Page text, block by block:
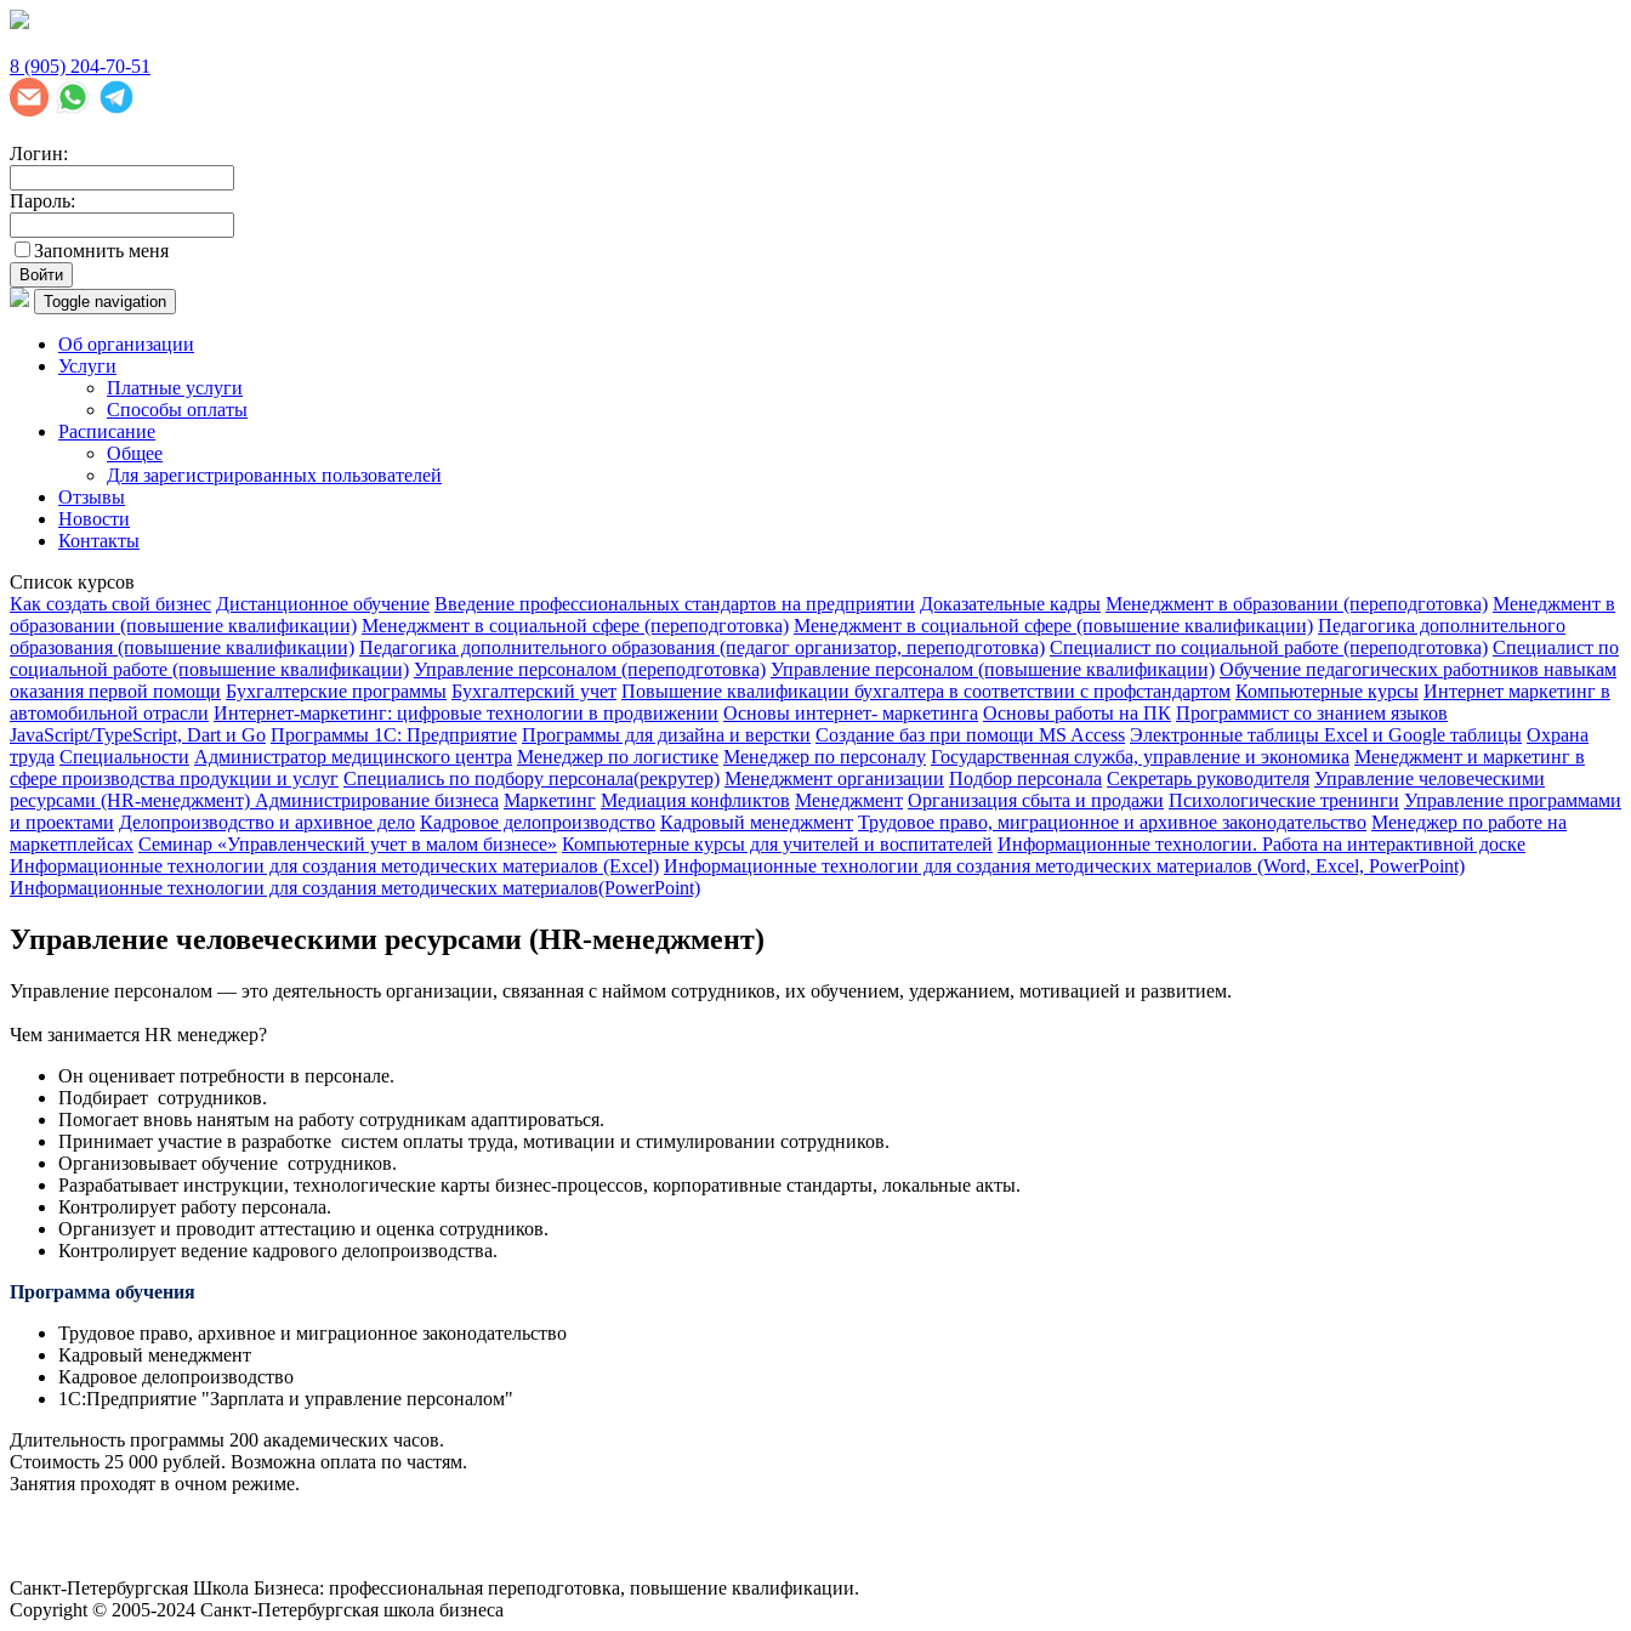
8 (905) 204-70-51
Логин:
Пароль:
Запомнить меня
Войти
Toggle navigation
Об организации
Услуги
Платные услуги
Способы оплаты
Расписание
Общее
Для зарегистрированных пользователей
Отзывы
Новости
Контакты
Список курсов
Как создать свой бизнес Дистанционное обучение Введение профессиональных стандартов на предприятии Доказательные кадры Менеджмент в образовании (переподготовка) Менеджмент в
образовании (повышение квалификации) Менеджмент в социальной сфере (переподготовка) Менеджмент в социальной сфере (повышение квалификации) Педагогика дополнительного
образования (повышение квалификации) Педагогика дополнительного образования (педагог организатор, переподготовка) Специалист по социальной работе (переподготовка) Специалист по
социальной работе (повышение квалификации) Управление персоналом (переподготовка) Управление персоналом (повышение квалификации) Обучение педагогических работников навыкам
оказания первой помощи Бухгалтерские программы Бухгалтерский учет Повышение квалификации бухгалтера в соответствии с профстандартом Компьютерные курсы Интернет маркетинг в
автомобильной отрасли Интернет-маркетинг: цифровые технологии в продвижении Основы интернет- маркетинга Основы работы на ПК Программист со знанием языков
JavaScript/TypeScript, Dart и Go Программы 1С: Предприятие Программы для дизайна и верстки Создание баз при помощи MS Access Электронные таблицы Excel и Google таблицы Охрана
труда Специальности Администратор медицинского центра Менеджер по логистике Менеджер по персоналу Государственная служба, управление и экономика Менеджмент и маркетинг в
сфере производства продукции и услуг Специались по подбору персонала(рекрутер) Менеджмент организации Подбор персонала Секретарь руководителя Управление человеческими
ресурсами (HR-менеджмент) Администрирование бизнеса Маркетинг Медиация конфликтов Менеджмент Организация сбыта и продажи Психологические тренинги Управление программами
и проектами Делопроизводство и архивное дело Кадровое делопроизводство Кадровый менеджмент Трудовое право, миграционное и архивное законодательство Менеджер по работе на
маркетплейсах Семинар «Управленческий учет в малом бизнесе» Компьютерные курсы для учителей и воспитателей Информационные технологии. Работа на интерактивной доске
Информационные технологии для создания методических материалов (Excel) Информационные технологии для создания методических материалов (Word, Excel, PowerPoint)
Информационные технологии для создания методических материалов(PowerPoint)
Управление человеческими ресурсами (HR-менеджмент)
Управление персоналом — это деятельность организации, связанная с наймом сотрудников, их обучением, удержанием, мотивацией и развитием.
Чем занимается HR менеджер?
Он оценивает потребности в персонале.
Подбирает сотрудников.
Помогает вновь нанятым на работу сотрудникам адаптироваться.
Принимает участие в разработке систем оплаты труда, мотивации и стимулировании сотрудников.
Организовывает обучение сотрудников.
Разрабатывает инструкции, технологические карты бизнес-процессов, корпоративные стандарты, локальные акты.
Контролирует работу персонала.
Организует и проводит аттестацию и оценка сотрудников.
Контролирует ведение кадрового делопроизводства.
Программа обучения
Трудовое право, архивное и миграционное законодательство
Кадровый менеджмент
Кадровое делопроизводство
1С:Предприятие "Зарплата и управление персоналом"
Длительность программы 200 академических часов.
Стоимость 25 000 рублей. Возможна оплата по частям.
Занятия проходят в очном режиме.
Санкт-Петербургская Школа Бизнеса: профессиональная переподготовка, повышение квалификации.
Copyright © 2005-2024 Санкт-Петербургская школа бизнеса